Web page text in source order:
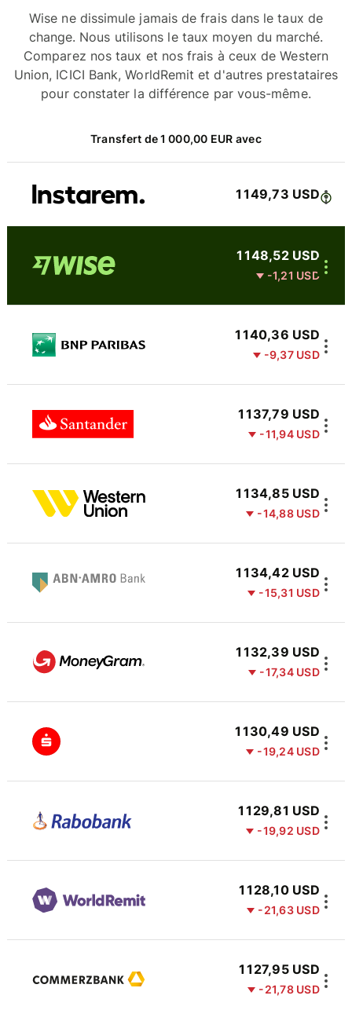
Wise ne dissimule jamais de frais dans le taux de
change. Nous utilisons le taux moyen du marché.
Comparez nos taux et nos frais à ceux de Western
Union, ICICI Bank, WorldRemit et d'autres prestataires
pour constater la différence par vous-même.
Transfert de 1 000,00 EUR avec
1 149,73 USD
1 148,52 USD
-1,21 USD
1 140,36 USD
-9,37 USD
1 137,79 USD
-11,94 USD
1 134,85 USD
-14,88 USD
1 134,42 USD
-15,31 USD
1 132,39 USD
-17,34 USD
1 130,49 USD
-19,24 USD
1 129,81 USD
-19,92 USD
1 128,10 USD
-21,63 USD
1 127,95 USD
-21,78 USD